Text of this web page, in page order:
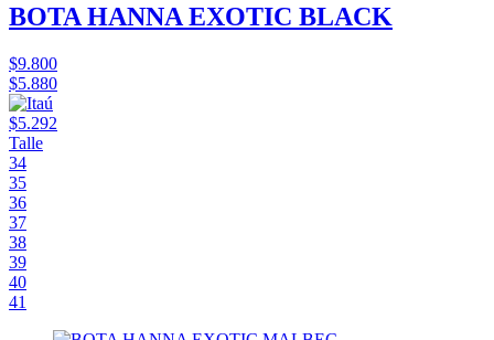
BOTA HANNA EXOTIC BLACK
$9.800
$5.880
$5.292
Talle
34
35
36
37
38
39
40
41